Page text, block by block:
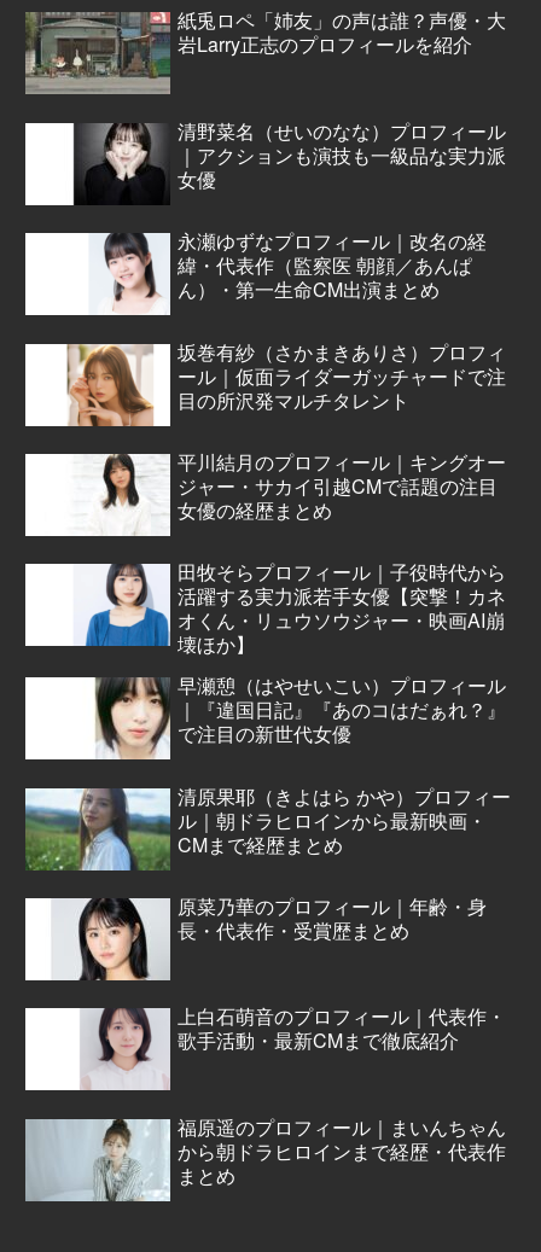
紙兎ロペ「姉友」の声は誰？声優・大
岩Larry正志のプロフィールを紹介
清野菜名（せいのなな）プロフィール
｜アクションも演技も一級品な実力派
女優
永瀬ゆずなプロフィール｜改名の経
緯・代表作（監察医 朝顔／あんぱ
ん）・第一生命CM出演まとめ
坂巻有紗（さかまきありさ）プロフィ
ール｜仮面ライダーガッチャードで注
目の所沢発マルチタレント
平川結月のプロフィール｜キングオー
ジャー・サカイ引越CMで話題の注目
女優の経歴まとめ
田牧そらプロフィール｜子役時代から
活躍する実力派若手女優【突撃！カネ
オくん・リュウソウジャー・映画AI崩
壊ほか】
早瀬憩（はやせいこい）プロフィール
｜『違国日記』『あのコはだぁれ？』
で注目の新世代女優
清原果耶（きよはら かや）プロフィー
ル｜朝ドラヒロインから最新映画・
CMまで経歴まとめ
原菜乃華のプロフィール｜年齢・身
長・代表作・受賞歴まとめ
上白石萌音のプロフィール｜代表作・
歌手活動・最新CMまで徹底紹介
福原遥のプロフィール｜まいんちゃん
から朝ドラヒロインまで経歴・代表作
まとめ